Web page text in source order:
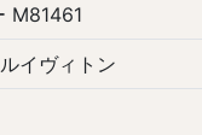
M81461
イヴィトン